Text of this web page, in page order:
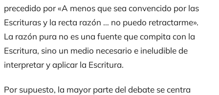
precedido por «A menos que sea convencido por las
Escrituras y la recta razón … no puedo retractarme».
La razón pura no es una fuente que compita con la
Escritura, sino un medio necesario e ineludible de
interpretar y aplicar la Escritura.
Por supuesto, la mayor parte del debate se centra